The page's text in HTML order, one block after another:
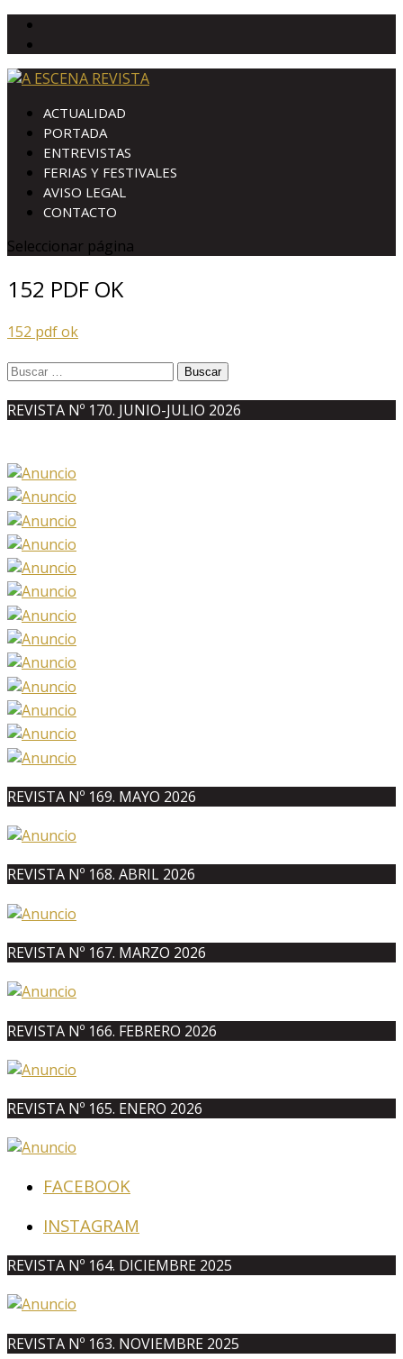
ACTUALIDAD
PORTADA
ENTREVISTAS
FERIAS Y FESTIVALES
AVISO LEGAL
CONTACTO
Seleccionar página
152 PDF OK
152 pdf ok
Buscar:
REVISTA Nº 170. JUNIO-JULIO 2026
REVISTA Nº 169. MAYO 2026
REVISTA Nº 168. ABRIL 2026
REVISTA Nº 167. MARZO 2026
REVISTA Nº 166. FEBRERO 2026
REVISTA Nº 165. ENERO 2026
FACEBOOK
INSTAGRAM
REVISTA Nº 164. DICIEMBRE 2025
REVISTA Nº 163. NOVIEMBRE 2025